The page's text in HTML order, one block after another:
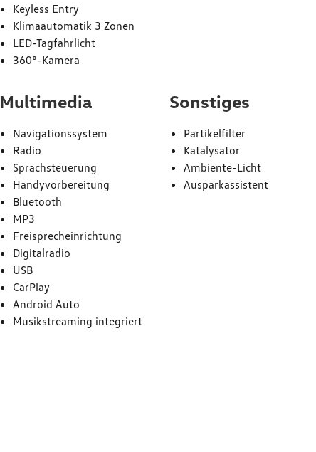
Keyless Entry
Klimaautomatik 3 Zonen
LED-Tagfahrlicht
360°-Kamera
Multimedia
Navigationssystem
Radio
Sprachsteuerung
Handyvorbereitung
Bluetooth
MP3
Freisprecheinrichtung
Digitalradio
USB
CarPlay
Android Auto
Musikstreaming integriert
Sonstiges
Partikelfilter
Katalysator
Ambiente-Licht
Ausparkassistent